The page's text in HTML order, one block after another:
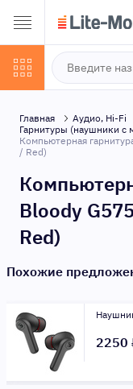
Главная Аудио, Hi-Fi
Гарнитуры (наушники с
Компьютерная
/ Red)
Bloody
Red)
Похожие
2250